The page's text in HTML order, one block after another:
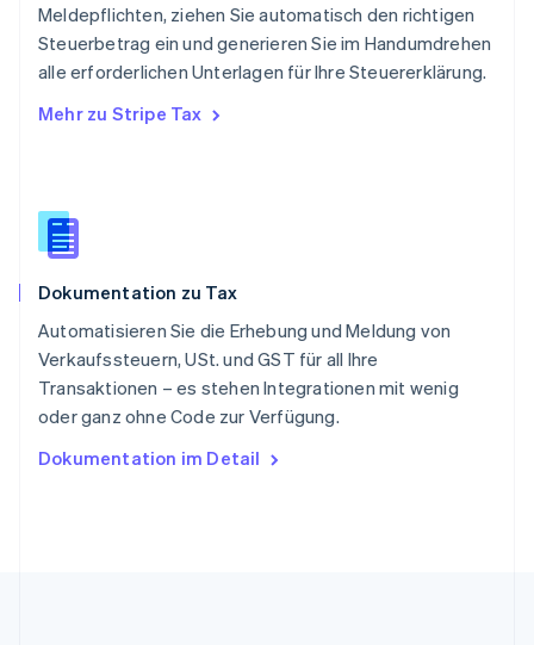
Meldepflichten, ziehen Sie automatisch den richtigen
Steuerbetrag ein und generieren Sie im Handumdrehen
alle erforderlichen Unterlagen für Ihre Steuererklärung.
Mehr zu Stripe Tax
Dokumentation zu Tax
Automatisieren Sie die Erhebung und Meldung von
Verkaufssteuern, USt. und GST für all Ihre
Transaktionen – es stehen Integrationen mit wenig
oder ganz ohne Code zur Verfügung.
Dokumentation im Detail
Schweiz
DeutschFrançaisItalianoEnglish
Singapur
Slowakei
Sonderverwaltungsregion Hongkong,
China
Spanien
EspañolEnglish
Thailand
Tschechische Republik
English
English